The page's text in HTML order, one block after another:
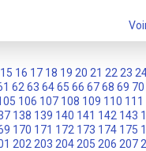
15 16 17 18 19 20 21 22 23
62 63 64 65 66 67 68 69 70
106 107 108 109 110 111
138 139 140 141 142 143
170 171 172 173 174 175
202 203 204 205 206 207